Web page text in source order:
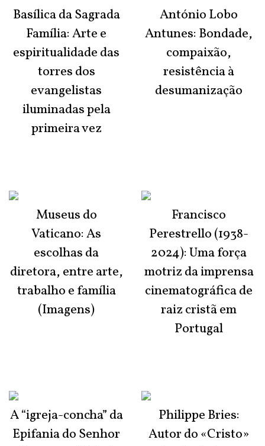
Basílica da Sagrada
Família: Arte e
espiritualidade das
torres dos
evangelistas
iluminadas pela
primeira vez
Museus do
Vaticano: As
escolhas da
diretora, entre arte,
trabalho e família
(Imagens)
A “igreja-concha” da
Epifania do Senhor
António Lobo
Antunes: Bondade,
compaixão,
resistência à
desumanização
Francisco
Perestrello (1938-
2024): Uma força
motriz da imprensa
cinematográfica de
raiz cristã em
Portugal
Philippe Bries:
Autor do «Cristo»